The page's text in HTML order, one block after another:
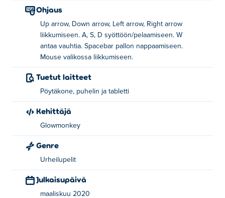
Ohjaus
Up arrow, Down arrow, Left arrow, Right arrow
liikkumiseen. A, S, D syöttöön/pelaamiseen. W
antaa vauhtia. Spacebar pallon nappaamiseen.
Mouse valikossa liikkumiseen.
Tuetut laitteet
Pöytäkone, puhelin ja tabletti
Kehittäjä
Glowmonkey
Genre
Urheilupelit
Julkaisupäivä
maaliskuu 2020